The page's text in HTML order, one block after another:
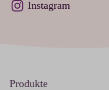
Instagram
Produkte